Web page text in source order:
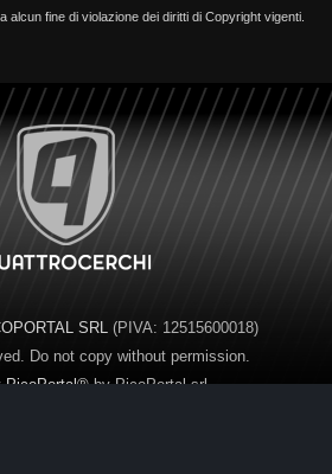
alcun fine di violazione dei diritti di Copyright vigenti.
SRL(PIVA: 12515600018)
Do not copy without permission.
PicoPortal®by PicoPortal srl.